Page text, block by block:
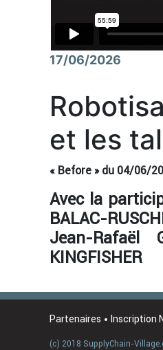
17/06/2026
et les
« Before » du 04/06/
Avec la
BALAC-
Jean-Rafaël
KINGFISHER
Partenaires Inscription
(c) 2018 SupplyChain-